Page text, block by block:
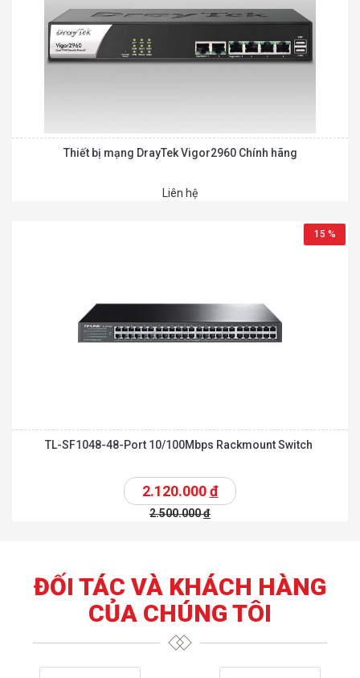
Thiết bị mạng DrayTek Vigor2960 Chính hãng
Liên hệ
15 %
TL-SF1048-48-Port 10/100Mbps Rackmount Switch
2.120.000đ
2.500.000đ
ĐỐI TÁC VÀ KHÁCH HÀNG
CỦA CHÚNG TÔI